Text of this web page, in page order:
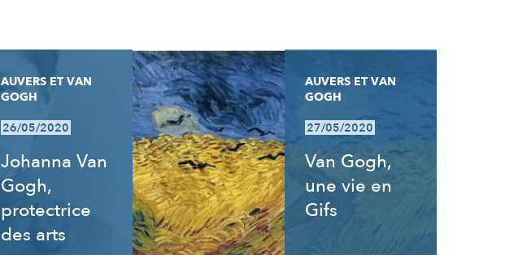
AUVERS ET VAN
GOGH
26/05/2020
Johanna Van
Gogh,
protectrice
des arts
AUVERS ET VAN
GOGH
27/05/2020
Van Gogh,
une vie en
Gifs